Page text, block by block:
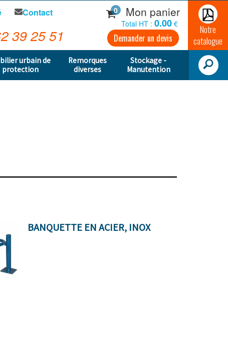
urbain de
protection
Remorques
diverses
Stockage -
Manutention
Contact
39 25 51
0 Mon panier
Total HT : 0.00 €
Demander un devis
Notre
catalogue
BANQUETTE EN ACIER, INOX